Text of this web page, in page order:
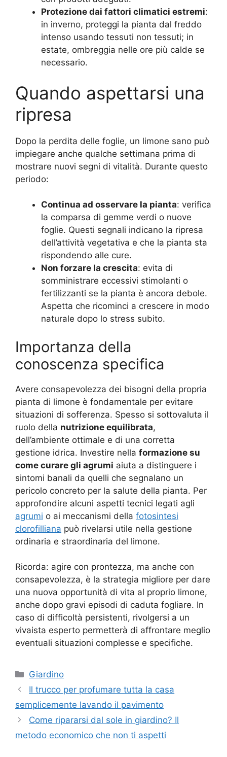
Protezione dai fattori climatici estremi:
in inverno, proteggi la pianta dal freddo
intenso usando tessuti non tessuti; in
estate, ombreggia nelle ore più calde se
necessario.
Quando aspettarsi una
ripresa
Dopo la perdita delle foglie, un limone sano può
impiegare anche qualche settimana prima di
mostrare nuovi segni di vitalità. Durante questo
periodo:
Continua ad osservare la pianta: verifica
la comparsa di gemme verdi o nuove
foglie. Questi segnali indicano la ripresa
dell’attività vegetativa e che la pianta sta
rispondendo alle cure.
Non forzare la crescita: evita di
somministrare eccessivi stimolanti o
fertilizzanti se la pianta è ancora debole.
Aspetta che ricominci a crescere in modo
naturale dopo lo stress subito.
Importanza della
conoscenza specifica
Avere consapevolezza dei bisogni della propria
pianta di limone è fondamentale per evitare
situazioni di sofferenza. Spesso si sottovaluta il
ruolo della nutrizione equilibrata,
dell’ambiente ottimale e di una corretta
gestione idrica. Investire nella formazione su
come curare gli agrumi aiuta a distinguere i
sintomi banali da quelli che segnalano un
pericolo concreto per la salute della pianta. Per
approfondire alcuni aspetti tecnici legati agli
agrumi o ai meccanismi della fotosintesi
clorofilliana può rivelarsi utile nella gestione
ordinaria e straordinaria del limone.
Ricorda: agire con prontezza, ma anche con
consapevolezza, è la strategia migliore per dare
una nuova opportunità di vita al proprio limone,
anche dopo gravi episodi di caduta fogliare. In
caso di difficoltà persistenti, rivolgersi a un
vivaista esperto permetterà di affrontare meglio
eventuali situazioni complesse e specifiche.
Categorie
Giardino
Il trucco per profumare tutta la casa
semplicemente lavando il pavimento
Come ripararsi dal sole in giardino? Il
metodo economico che non ti aspetti